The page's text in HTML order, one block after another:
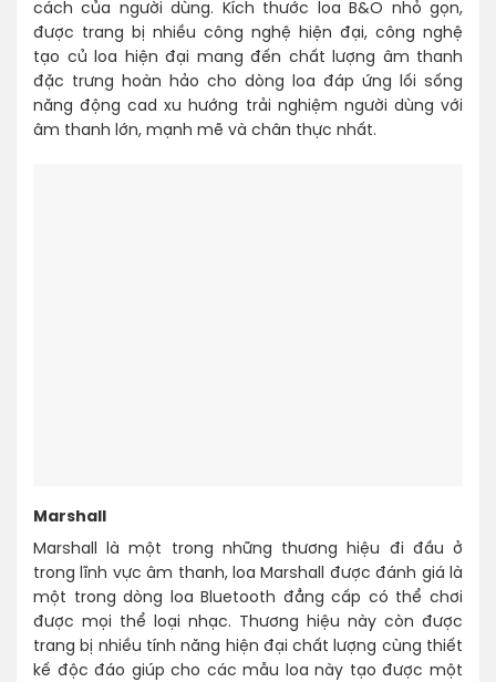
cách của người dùng. Kích thước loa B&O nhỏ gọn,
được trang bị nhiều công nghệ hiện đại, công nghệ
tạo củ loa hiện đại mang đến chất lượng âm thanh
đặc trưng hoàn hảo cho dòng loa đáp ứng lối sống
năng động cad xu hướng trải nghiệm người dùng với
âm thanh lớn, mạnh mẽ và chân thực nhất.
Marshall
Marshall là một trong những thương hiệu đi đầu ở
trong lĩnh vực âm thanh, loa Marshall được đánh giá là
một trong dòng loa Bluetooth đẳng cấp có thể chơi
được mọi thể loại nhạc. Thương hiệu này còn được
trang bị nhiều tính năng hiện đại chất lượng cùng thiết
kế độc đáo giúp cho các mẫu loa này tạo được một